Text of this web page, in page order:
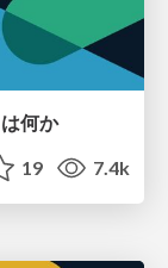
何か
19 7.4k